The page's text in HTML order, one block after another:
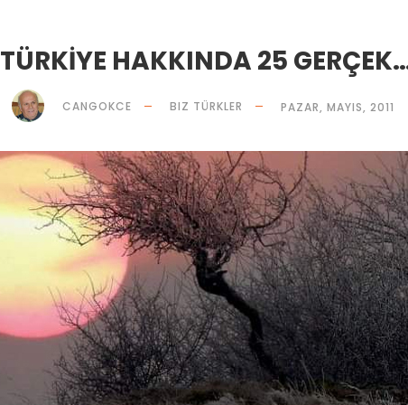
TÜRKİYE HAKKINDA 25
CANGOKCE BIZ TÜRKLER PAZAR, MAYIS, 2011